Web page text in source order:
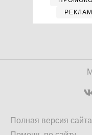
Полная версия сайта